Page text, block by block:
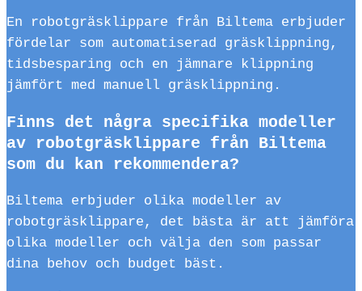
En robotgräsklippare från Biltema erbjuder
fördelar som automatiserad gräsklippning,
tidsbesparing och en jämnare klippning
jämfört med manuell gräsklippning.
Finns det några specifika modeller
av robotgräsklippare från Biltema
som du kan rekommendera?
Biltema erbjuder olika modeller av
robotgräsklippare, det bästa är att jämföra
olika modeller och välja den som passar
dina behov och budget bäst.